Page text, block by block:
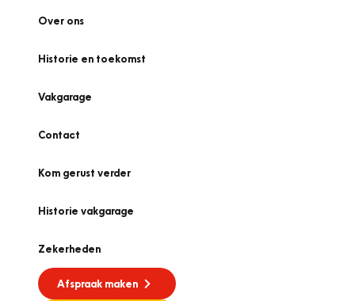
Over ons
Historie en toekomst
Vakgarage
Contact
Kom gerust verder
Historie vakgarage
Zekerheden
Afspraak maken